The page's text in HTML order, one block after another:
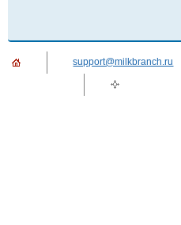
support@milkbranch.ru